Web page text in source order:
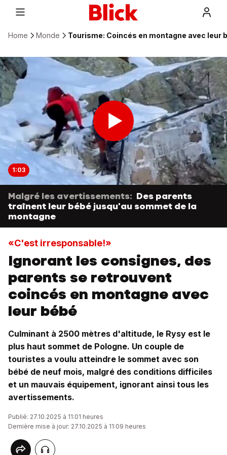
Home Monde Tourisme: Coincés en montagne avec leur
1:03
Malgré les avertissements: Des parents
traînent leur bébé jusqu'au sommet de la
montagne
«C'est irresponsable!»
Ignorant les consignes, des
parents se retrouvent
coincés en montagne avec
leur bébé
Culminant à 2500 mètres d'altitude, le Rysy est le
plus haut sommet de Pologne. Un couple de
touristes a voulu atteindre le sommet avec son
bébé de neuf mois, malgré des conditions difficiles
et un mauvais équipement, ignorant ainsi tous les
avertissements.
Publié: 27.10.2025 à 11:01 heures
Dernière mise à jour: 27.10.2025 à 11:09 heures